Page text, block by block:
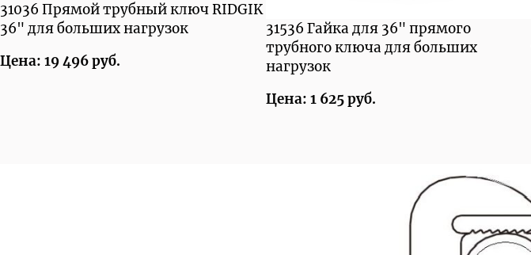
31036 Прямой трубный ключ RIDGIK
36" для больших нагрузок
Цена: 19 496 руб.
31536 Гайка для 36" прямого
трубного ключа для больших
нагрузок
Цена: 1 625 руб.